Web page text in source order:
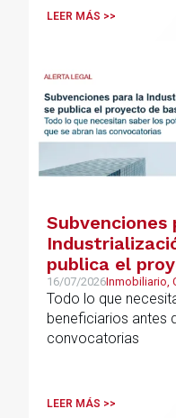
incentivos y
LEER MÁS >>
Subvenciones
publica el
reguladoras
16/07/2026Inmobiliario,
Todo lo que
beneficiarios antes
convocatorias
LEER MÁS >>